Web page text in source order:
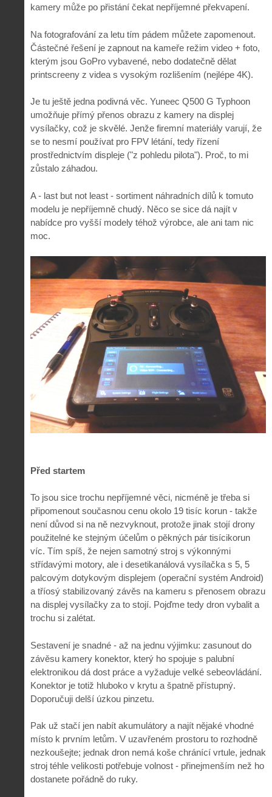
kamery může po přistání čekat nepříjemné překvapení.
Na fotografování za letu tím pádem můžete zapomenout.
Částečné řešení je zapnout na kameře režim video + foto,
kterým jsou GoPro vybavené, nebo dodatečně dělat
printscreeny z videa s vysokým rozlišením (nejlépe 4K).
Je tu ještě jedna podivná věc. Yuneec Q500 G Typhoon
umožňuje přímý přenos obrazu z kamery na displej
vysílačky, což je skvělé. Jenže firemní materiály varují, že
se to nesmí používat pro FPV létání, tedy řízení
prostřednictvím displeje ("z pohledu pilota"). Proč, to mi
zůstalo záhadou.
A - last but not least - sortiment náhradních dílů k tomuto
modelu je nepříjemně chudý. Něco se sice dá najít v
nabídce pro vyšší modely téhož výrobce, ale ani tam nic
moc.
Před startem
To jsou sice trochu nepříjemné věci, nicméně je třeba si
připomenout současnou cenu okolo 19 tisíc korun - takže
není důvod si na ně nezvyknout, protože jinak stojí drony
použitelné ke stejným účelům o pěkných pár tisícikorun
víc. Tím spíš, že nejen samotný stroj s výkonnými
střídavými motory, ale i desetikanálová vysílačka s 5, 5
palcovým dotykovým displejem (operační systém Android)
a tříosý stabilizovaný závěs na kameru s přenosem obrazu
na displej vysílačky za to stojí. Pojďme tedy dron vybalit a
trochu si zalétat.
Sestavení je snadné - až na jednu výjimku: zasunout do
závěsu kamery konektor, který ho spojuje s palubní
elektronikou dá dost práce a vyžaduje velké sebeovládání.
Konektor je totiž hluboko v krytu a špatně přístupný.
Doporučuji delší úzkou pinzetu.
Pak už stačí jen nabít akumulátory a najít nějaké vhodné
místo k prvním letům. V uzavřeném prostoru to rozhodně
nezkoušejte; jednak dron nemá koše chránící vrtule, jednak
stroj téhle velikosti potřebuje volnost - přinejmenším než ho
dostanete pořádně do ruky.